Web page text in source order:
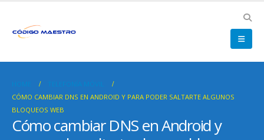
HOME
TELEFONÍA MÓVIL
CÓMO CAMBIAR DNS EN ANDROID Y PARA PODER SALTARTE ALGUNOS
BLOQUEOS WEB
Cómo cambiar DNS en Android y